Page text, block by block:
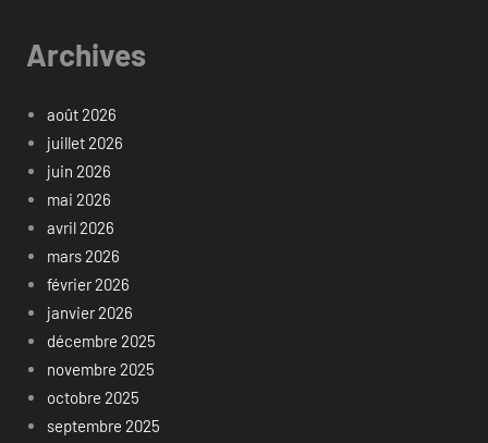
Archives
août 2026
juillet 2026
juin 2026
mai 2026
avril 2026
mars 2026
février 2026
janvier 2026
décembre 2025
novembre 2025
octobre 2025
septembre 2025